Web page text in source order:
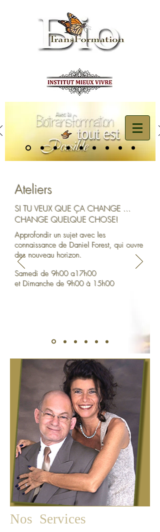
Ateliers
SI TU VEUX QUE ÇA CHANGE ...
CHANGE QUELQUE CHOSE!
Approfondir un sujet avec les
connaissance de Daniel Forest, qui ouvre
des nouveau horizon.
Samedi de 9h00 a17h00
et Dimanche de 9h00 à 15h00
Nos Services